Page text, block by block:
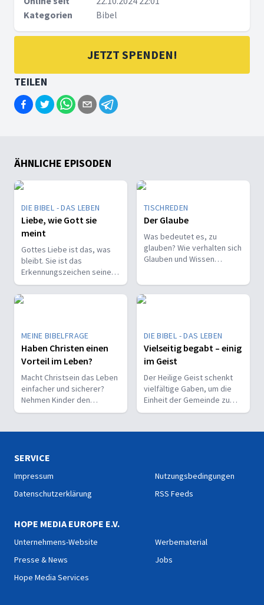
Kategorien
Bibel
JETZT SPENDEN!
TEILEN
ÄHNLICHE EPISODEN
DIE BIBEL - DAS LEBEN
Liebe, wie Gott sie
meint
Gottes Liebe ist das, was
bleibt. Sie ist das
Erkennungszeichen seiner
Kinder und trägt, wenn alles
andere vergeht.
TISCHREDEN
Der Glaube
Was bedeutet es, zu
glauben? Wie verhalten sich
Glauben und Wissen
Entscheidung?
MEINE BIBELFRAGE
Haben Christen einen
Vorteil im Leben?
Macht Christsein das Leben
einfacher und sicherer?
Nehmen Kinder den
Glauben leichter an als
DIE BIBEL - DAS LEBEN
Vielseitig begabt – einig
im Geist
Der Heilige Geist schenkt
vielfältige Gaben, um die
Einheit der Gemeinde zu
stärken und sie zu
Menschen zu bekennen.
SERVICE
Impressum
Datenschutzerklärung
Nutzungsbedingungen
RSS Feeds
HOPE MEDIA EUROPE E.V.
Unternehmens-Website
Presse & News
Hope Media Services
Werbematerial
Jobs